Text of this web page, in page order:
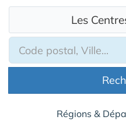
Les
Régions &